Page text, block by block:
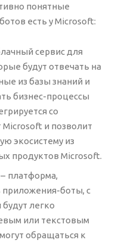
понятные
есть у Microsoft:
сервис для
будут отвечать на
из базы знаний и
бизнес-процессы
со
и позволит
экосистему из
продуктов Microsoft.
платформа,
боты, с
легко
или текстовым
обращаться к